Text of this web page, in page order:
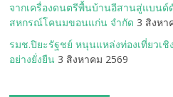
จากเครื่องดนตรีพื้นบ้านอีสานสู่แบนด์
สหกรณ์โคนมขอนแก่น จำกัด 3 สิงหา
รมช.ปิยะรัฐชย์ หนุนแหล่งท่องเที่ยวเ
อย่างยั่งยืน 3 สิงหาคม 2569